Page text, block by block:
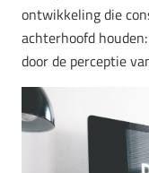
ontwikkeling die
achterhoofd
door de perceptie